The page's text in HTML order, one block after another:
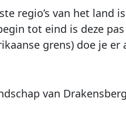
regio’s van het land
tot eind is deze
grens) doe je er
van